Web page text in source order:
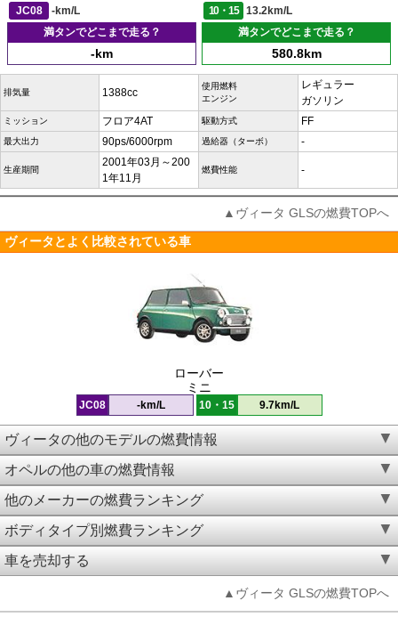
JC08
-km/L 10・15
13.2km/L
満タンでどこまで走る？
-km
満タンでどこまで走る？
580.8km
排気量 1388cc
使用燃料
エンジン
レギュラー
ガソリン
ミッション フロア4AT 駆動方式 FF
最大出力 90ps/6000rpm 過給器（ターボ） -
生産期間
2001年03月～200
1年11月
燃費性能 -
▲ヴィータ GLSの燃費TOPへ
ヴィータとよく比較されている車
ローバー
ミニ
JC08 -km/L 10・15 9.7km/L
ヴィータの他のモデルの燃費情報
オペルの他の車の燃費情報
他のメーカーの燃費ランキング
ボディタイプ別燃費ランキング
車を売却する
▲ヴィータ GLSの燃費TOPへ